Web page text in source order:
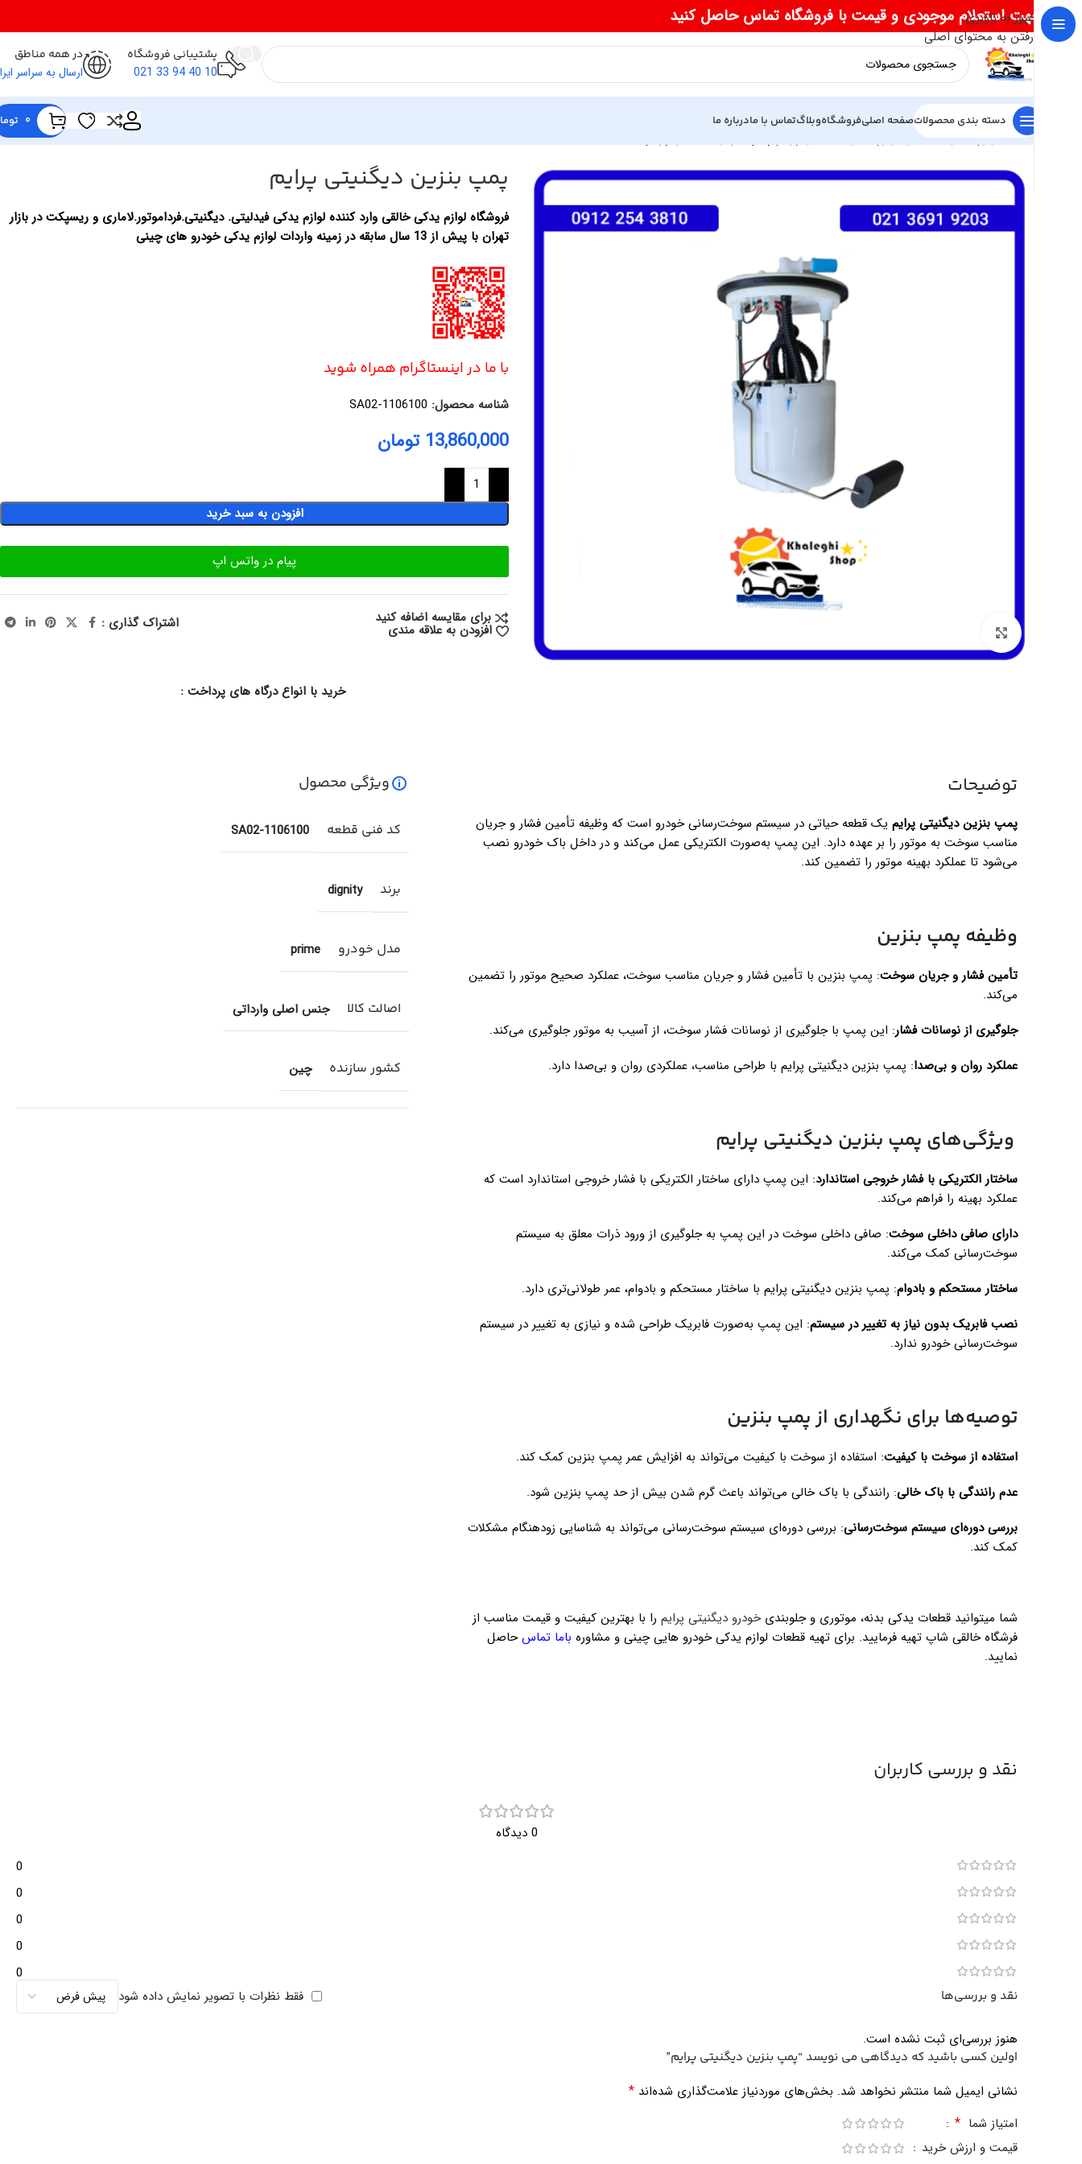
عبور به ناوبری
رفتن به محتوای اصلی
جهت استعلام موجودی و قیمت با فروشگاه تماس حاصل کنید
پشتیبانی فروشگاه
10 40 94 33 021
در همه مناطق
ارسال به سراسر
دسته بندی محصولاتصفحه اصلیفروشگاهوبلاگتماس با مادرباره ما 0
خانه لوازم یدکی دیگنیتی
پمپ بنزین دیگنیتی پرایم
فروشگاه لوازم یدکی خالقی وارد کننده لوازم یدکی فیدلیتی. دیگنیتی.فرداموتور.لاماری و ریسپکت در بازار
تهران با پیش از 13 سال سابقه در زمینه واردات لوازم یدکی خودرو های چینی
با ما در اینستاگرام همراه شوید
شناسه محصول: 1106100-SA02
13,860,000 تومان
افزودن به سبد خرید
پیام در واتس اپ
برای مقایسه اضافه کنید
افزودن به علاقه مندی اشتراک گذاری :
خرید با انواع درگاه های پرداخت :
توضیحات
پمپ بنزین دیگنیتی پرایم یک قطعه حیاتی در سیستم سوخت‌رسانی خودرو است که وظیفه تأمین فشار و جریان
مناسب سوخت به موتور را بر عهده دارد. این پمپ به‌صورت الکتریکی عمل می‌کند و در داخل باک خودرو نصب
می‌شود تا عملکرد بهینه موتور را تضمین کند.
وظیفه پمپ بنزین
تأمین فشار و جریان سوخت: پمپ بنزین با تأمین فشار و جریان مناسب سوخت، عملکرد صحیح موتور را تضمین
می‌کند.
جلوگیری از نوسانات فشار: این پمپ با جلوگیری از نوسانات فشار سوخت، از آسیب به موتور جلوگیری می‌کند.
عملکرد روان و بی‌صدا: پمپ بنزین دیگنیتی پرایم با طراحی مناسب، عملکردی روان و بی‌صدا دارد.
ویژگی‌های پمپ بنزین دیگنیتی پرایم
ساختار الکتریکی با فشار خروجی استاندارد: این پمپ دارای ساختار الکتریکی با فشار خروجی استاندارد است که
عملکرد بهینه را فراهم می‌کند.
دارای صافی داخلی سوخت: صافی داخلی سوخت در این پمپ به جلوگیری از ورود ذرات معلق به سیستم
سوخت‌رسانی کمک می‌کند.
ساختار مستحکم و بادوام: پمپ بنزین دیگنیتی پرایم با ساختار مستحکم و بادوام، عمر طولانی‌تری دارد.
نصب فابریک بدون نیاز به تغییر در سیستم: این پمپ به‌صورت فابریک طراحی شده و نیازی به تغییر در سیستم
سوخت‌رسانی خودرو ندارد.
توصیه‌ها برای نگهداری از پمپ بنزین
استفاده از سوخت با کیفیت: استفاده از سوخت با کیفیت می‌تواند به افزایش عمر پمپ بنزین کمک کند.
عدم رانندگی با باک خالی: رانندگی با باک خالی می‌تواند باعث گرم شدن بیش از حد پمپ بنزین شود.
بررسی دوره‌ای سیستم سوخت‌رسانی: بررسی دوره‌ای سیستم سوخت‌رسانی می‌تواند به شناسایی زودهنگام مشکلات
کمک کند.
شما میتوانید قطعات یدکی بدنه، موتوری و جلوبندیخودرو دیگنیتی پرایم را با بهترین کیفیت و قیمت مناسب از
فرشگاه خالقی شاپ تهیه فرمایید. برای تهیه قطعات لوازم یدکی خودرو هایی چینی و مشاوره باما تماسحاصل
نمایید.
ویژگی محصول
کد فنی قطعه 1106100-SA02
برند dignity
مدل خودرو prime
اصالت کالا جنس اصلی وارداتی
کشور سازنده چین
نقد و بررسی کاربران
0 دیدگاه
0
0
0
0
0
نقد و بررسی‌ها فقط نظرات با تصویر نمایش داده شود
هنوز بررسی‌ای ثبت نشده است.
اولین کسی باشید که دیدگاهی می نویسد “پمپ بنزین دیگنیتی پرایم”
نشانی ایمیل شما منتشر نخواهد شد. بخش‌های موردنیاز علامت‌گذاری شده‌اند *
امتیاز شما *
قیمت و ارزش خرید